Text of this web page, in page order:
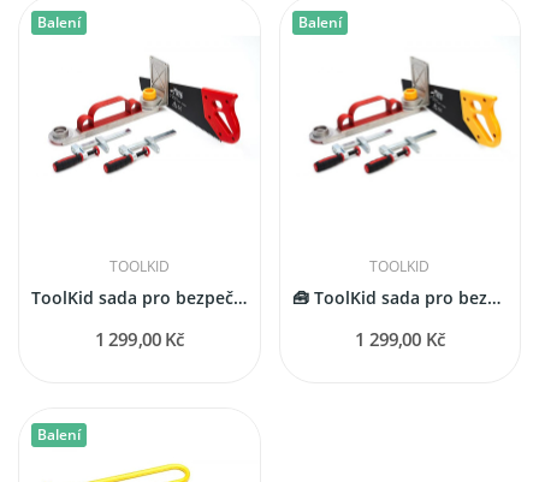
Balení
TOOLKID
ToolKid sada pro bezpečné řezání (5–9 let)
1 299,00 Kč
Balení
TOOLKID
🧰 ToolKid sada pro bezpečné řezání (od 9 let)
1 299,00 Kč
Balení